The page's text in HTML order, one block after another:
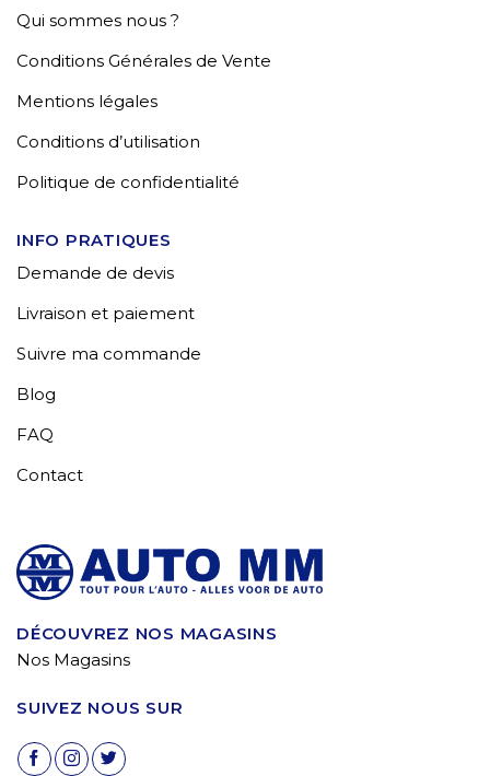
Qui sommes nous ?
Conditions Générales de Vente
Mentions légales
Conditions d’utilisation
Politique de confidentialité
INFO PRATIQUES
Demande de devis
Livraison et paiement
Suivre ma commande
Blog
FAQ
Contact
DÉCOUVREZ NOS MAGASINS
Nos Magasins
SUIVEZ NOUS SUR